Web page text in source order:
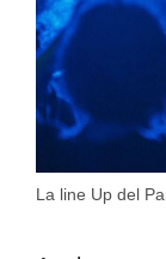
La line Up del